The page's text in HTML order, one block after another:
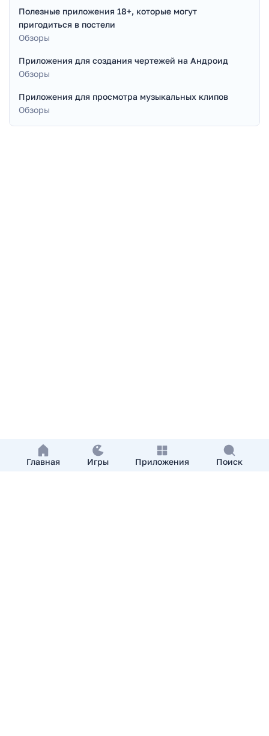
Главная Игры Приложения Поиск
Полезные приложения 18+, которые могут
пригодиться в постели
Обзоры
Приложения для создания чертежей на Андроид
Обзоры
Приложения для просмотра музыкальных клипов
Обзоры